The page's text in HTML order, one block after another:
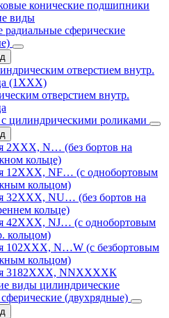
конические подшипники
виды
сферические
отверстием внутр.
(1ХХХ)
отверстием внутр.
цилиндрическими роликами
2ХХХ, N… (без бортов на
кольце)
12ХХХ, NF… (с однобортовым
кольцом)
32ХХХ, NU… (без бортов на
кольце)
42ХХХ, NJ… (с однобортовым
кольцом)
102ХХХ, N…W (с безбортовым
кольцом)
3182ХХХ, NNХХХХК
виды цилиндрические
(двухрядные)